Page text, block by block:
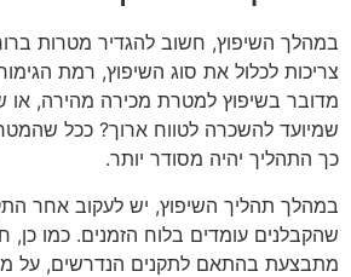
במהלך השיפוץ, חשוב להגדיר מטרות
צריכות לכלול את סוג השיפוץ, רמת
מדובר בשיפוץ למטרת מכירה מהירה,
שמיועד להשכרה לטווח ארוך? ככל
כך התהליך יהיה מסודר יותר.
במהלך תהליך השיפוץ, יש לעקוב אחר
שהקבלנים עומדים בלוח הזמנים. כמו
מתבצעת בהתאם לתקנים הנדרשים, על